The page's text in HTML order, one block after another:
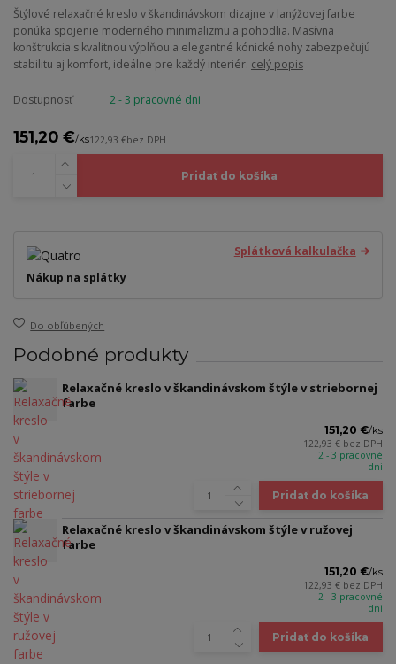
Štýlové relaxačné kreslo v škandinávskom dizajne v lanýžovej farbe
ponúka spojenie moderného minimalizmu a pohodlia. Masívna
konštrukcia s kvalitnou výplňou a elegantné kónické nohy zabezpečujú
stabilitu aj komfort, ideálne pre každý interiér. celý popis
Dostupnosť 2 - 3 pracovné dni
151,20 €/ks122,93 €bez DPH
Pridať do košíka
Splátková kalkulačka
Nákup na splátky
Do obľúbených
Podobné produkty
Relaxačné kreslo v škandinávskom štýle v striebornej
farbe
151,20 €/ks
122,93 € bez DPH
2 - 3 pracovné
dni
Pridať do košíka
Relaxačné kreslo v škandinávskom štýle v ružovej
farbe
151,20 €/ks
122,93 € bez DPH
2 - 3 pracovné
dni
Pridať do košíka